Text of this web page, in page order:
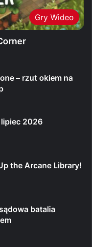
Gry Wideo
– rzut okiem na
lipiec 2026
the Arcane Library!
batalia